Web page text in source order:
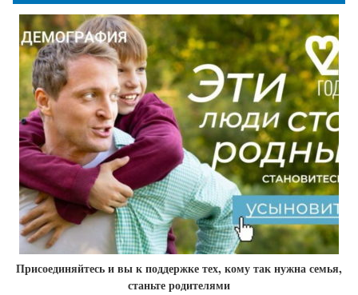
Присоединяйтесь и вы к поддержке тех, кому так нужна семья,
станьте родителями